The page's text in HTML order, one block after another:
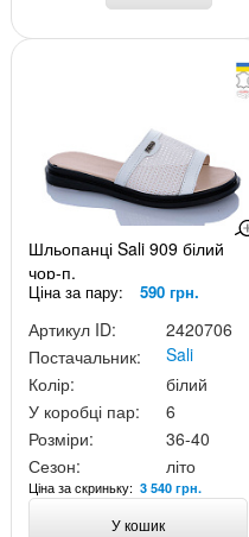
Шльопанці Sali 909 білий
чор-п.
Ціна за пару: 590 грн.
Артикул ID:
2420706
Постачальник:
Sali
Колір:
білий
У коробці пар:
6
Розміри:
36-40
Сезон:
літо
Ціна за скриньку: 3 540 грн.
У кошик